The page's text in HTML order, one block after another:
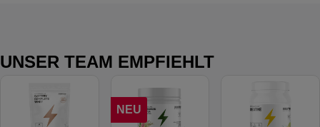
UNSER TEAM EMPFIEHLT
NEU